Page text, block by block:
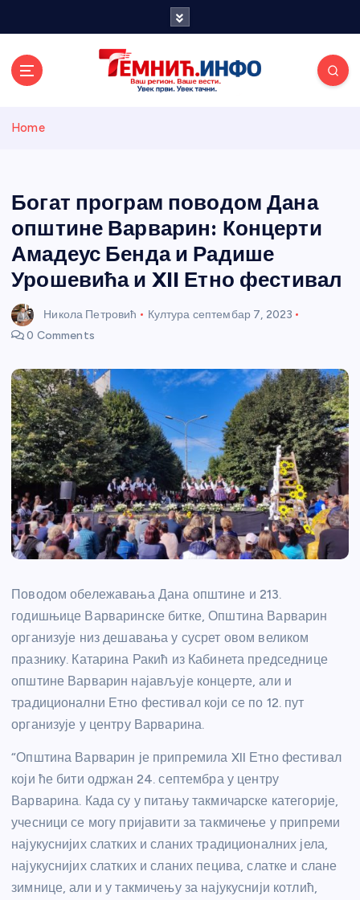
и портал
Home
Богат програм поводом Дана
општине Варварин: Концерти
Амадеус Бенда и Радише
Урошевића и XII Етно фестивал
Никола Петровић Култура септембар 7, 2023
0 Comments
Поводом обележавања Дана општине и 213.
годишњице Варваринске битке, Општина Варварин
организује низ дешавања у сусрет овом великом
празнику. Катарина Ракић из Кабинета председнице
општине Варварин најављује концерте, али и
традиционални Етно фестивал који се по 12. пут
организује у центру Варварина.
“Општина Варварин је припремила XII Етно фестивал
који ће бити одржан 24. септембра у центру
Варварина. Када су у питању такмичарске категорије,
учесници се могу пријавити за такмичење у припреми
најукуснијих слатких и сланих традиционалних јела,
најукуснијих слатких и сланих пецива, слатке и слане
зимнице, али и у такмичењу за најукуснији котлић,